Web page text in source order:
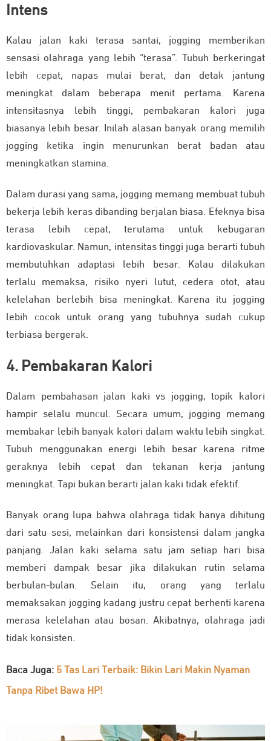
Intens
Kalau jalan kaki terasa santai, jogging memberikan
sensasi olahraga yang lebih “terasa”. Tubuh berkeringat
lebih cepat, napas mulai berat, dan detak jantung
meningkat dalam beberapa menit pertama. Karena
intensitasnya lebih tinggi, pembakaran kalori juga
biasanya lebih besar. Inilah alasan banyak orang memilih
jogging ketika ingin menurunkan berat badan atau
meningkatkan stamina.
Dalam durasi yang sama, jogging memang membuat tubuh
bekerja lebih keras dibanding berjalan biasa. Efeknya bisa
terasa lebih cepat, terutama untuk kebugaran
kardiovaskular. Namun, intensitas tinggi juga berarti tubuh
membutuhkan adaptasi lebih besar. Kalau dilakukan
terlalu memaksa, risiko nyeri lutut, cedera otot, atau
kelelahan berlebih bisa meningkat. Karena itu jogging
lebih cocok untuk orang yang tubuhnya sudah cukup
terbiasa bergerak.
4. Pembakaran Kalori
Dalam pembahasan jalan kaki vs jogging, topik kalori
hampir selalu muncul. Secara umum, jogging memang
membakar lebih banyak kalori dalam waktu lebih singkat.
Tubuh menggunakan energi lebih besar karena ritme
geraknya lebih cepat dan tekanan kerja jantung
meningkat. Tapi bukan berarti jalan kaki tidak efektif.
Banyak orang lupa bahwa olahraga tidak hanya dihitung
dari satu sesi, melainkan dari konsistensi dalam jangka
panjang. Jalan kaki selama satu jam setiap hari bisa
memberi dampak besar jika dilakukan rutin selama
berbulan-bulan. Selain itu, orang yang terlalu
memaksakan jogging kadang justru cepat berhenti karena
merasa kelelahan atau bosan. Akibatnya, olahraga jadi
tidak konsisten.
Baca Juga: 5 Tas Lari Terbaik: Bikin Lari Makin Nyaman
Tanpa Ribet Bawa HP!